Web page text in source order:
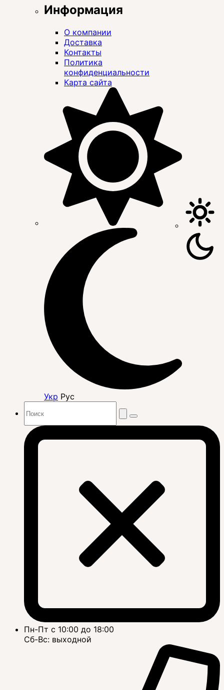
Информация
О компании
Доставка
Контакты
Политика
конфиденциальности
Карта сайта
Укр Рус
Пн-Пт с 10:00 до 18:00
Сб-Вс: выходной